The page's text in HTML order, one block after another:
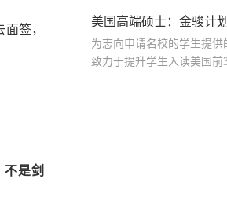
签，
是剑
美国高端硕士：金骏计划